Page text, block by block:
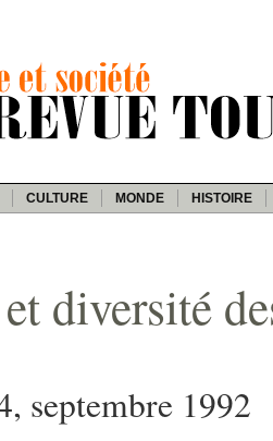
CULTURE MONDE HISTOIRE
diversité
septembre 1992